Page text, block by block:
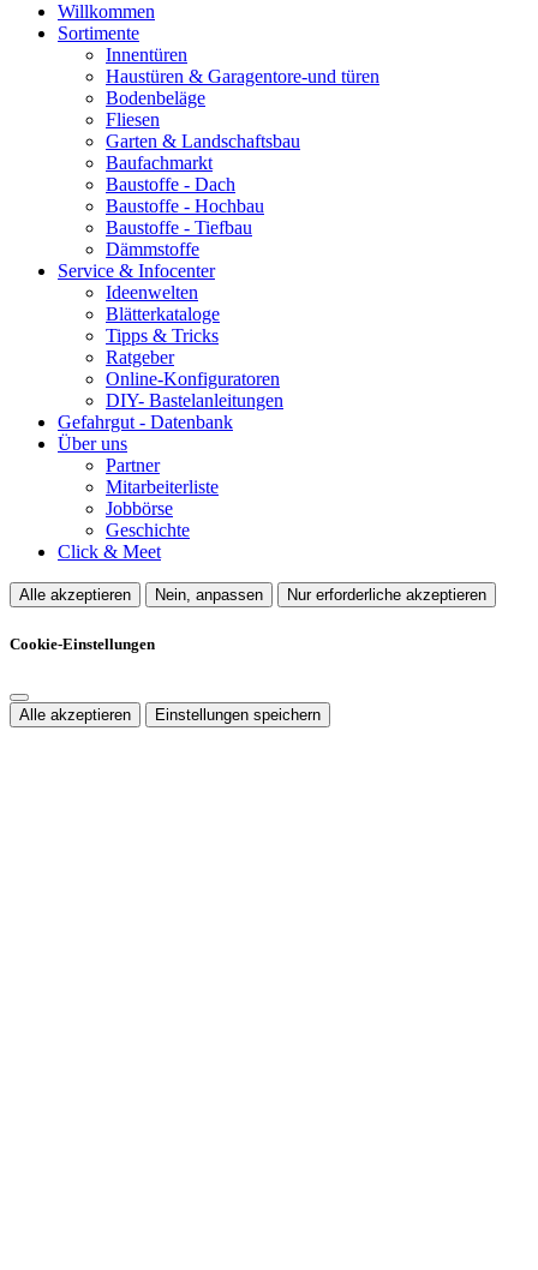
Willkommen
Sortimente
Innentüren
Haustüren & Garagentore-und türen
Bodenbeläge
Fliesen
Garten & Landschaftsbau
Baufachmarkt
Baustoffe - Dach
Baustoffe - Hochbau
Baustoffe - Tiefbau
Dämmstoffe
Service & Infocenter
Ideenwelten
Blätterkataloge
Tipps & Tricks
Ratgeber
Online-Konfiguratoren
DIY- Bastelanleitungen
Gefahrgut - Datenbank
Über uns
Partner
Mitarbeiterliste
Jobbörse
Geschichte
Click & Meet
Alle akzeptieren Nein, anpassen Nur erforderliche akzeptieren
Cookie-Einstellungen
Alle akzeptieren Einstellungen speichern